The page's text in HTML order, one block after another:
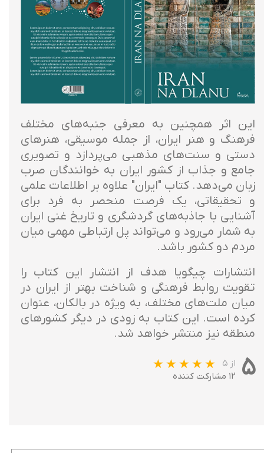
این اثر همچنین به معرفی جنبه‌های مختلف
فرهنگ و هنر ایران، از جمله موسیقی، هنرهای
دستی و سنت‌های مذهبی می‌پردازد و تصویری
جامع و جذاب از کشور ایران به خوانندگان صرب
زبان می‌دهد. کتاب "ایران" علاوه بر اطلاعات علمی
و تحقیقاتی، یک فرصت منحصر به فرد برای
آشنایی با جاذبه‌های گردشگری و تاریخ غنی ایران
به شمار می‌رود و می‌تواند پل ارتباطی مهمی میان
مردم دو کشور باشد.
انتشارات چیگویا هدف از انتشار این کتاب را
تقویت روابط فرهنگی و شناخت بهتر از ایران در
میان ملت‌های مختلف، به ویژه در بالکان، عنوان
کرده است. این کتاب به زودی در دیگر کشورهای
منطقه نیز منتشر خواهد شد.
۵ از ۵
۱۲ مشارکت کننده